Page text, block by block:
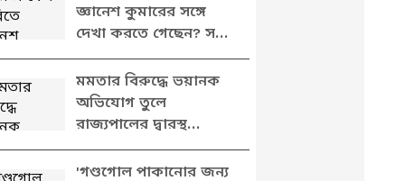
জ্ঞানেশ কুমারের সঙ্গে
দেখা করতে গেছেন? সব
ফাঁস করে যা বললেন
শুভেন্দু
মমতার বিরুদ্ধে ভয়ানক
অভিযোগ তুলে
রাজ্যপালের দ্বারস্থ
শুভেন্দু, দেখুন কী বলছেন
'গণ্ডগোল পাকানোর জন্য